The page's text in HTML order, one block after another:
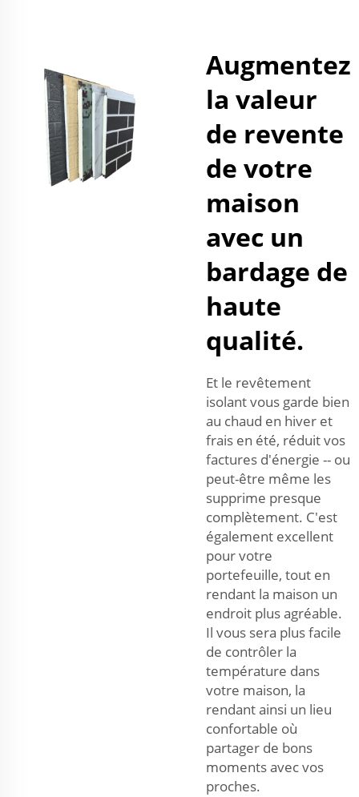
Augmentez
la valeur
de revente
de votre
maison
avec un
bardage de
haute
qualité.
Et le revêtement
isolant vous garde bien
au chaud en hiver et
frais en été, réduit vos
factures d'énergie -- ou
peut-être même les
supprime presque
complètement. C'est
également excellent
pour votre
portefeuille, tout en
rendant la maison un
endroit plus agréable.
Il vous sera plus facile
de contrôler la
température dans
votre maison, la
rendant ainsi un lieu
confortable où
partager de bons
moments avec vos
proches.